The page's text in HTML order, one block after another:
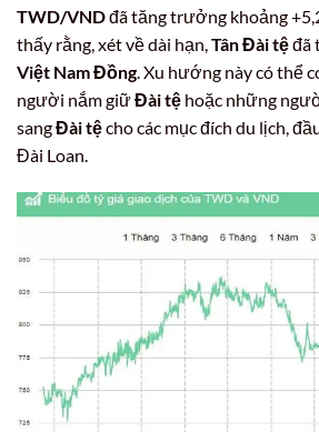
TWD/VNDđã tăng trưởng khoảng
thấy rằng, xét về dài hạn, Tân Đài tệđã
Việt Nam Đồng. Xu hướng này có thể
người nắm giữĐài tệ hoặc những
sangĐài tệcho các mục đích du lịch,
Đài Loan.